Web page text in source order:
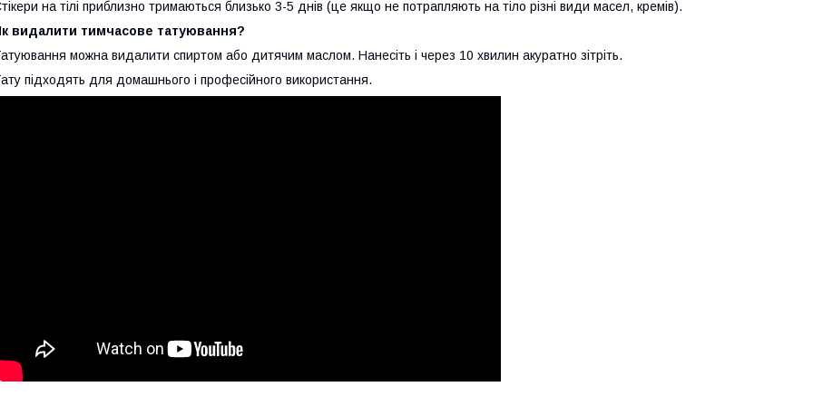
на тілі приблизно тримаються близько 3-5 днів (це якщо не потрапляють на тіло різні види масел, кремів).
видалити тимчасове татуювання?
можна видалити спиртом або дитячим маслом. Нанесіть і через 10 хвилин акуратно зітріть.
підходять для домашнього і професійного використання.